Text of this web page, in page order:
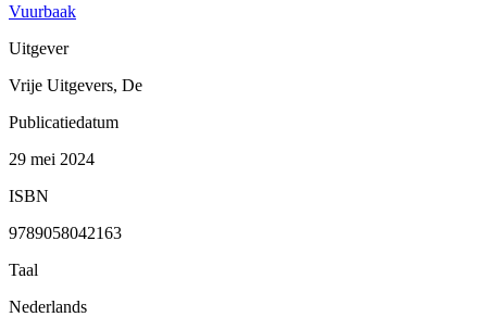
Vuurbaak
Uitgever
Vrije Uitgevers, De
Publicatiedatum
29 mei 2024
ISBN
9789058042163
Taal
Nederlands